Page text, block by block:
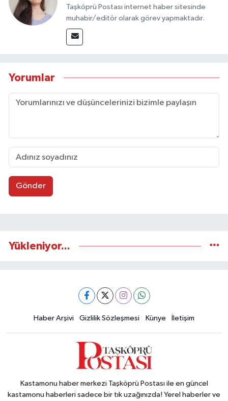
Taşköprü Postası internet haber sitesinde
muhabir/editör olarak görev yapmaktadır.
Yorumlar
Gönder
Yükleniyor...
Haber Arşivi Gizlilik Sözleşmesi Künye İletişim
Kastamonu haber merkezi Taşköprü Postası ile en güncel
kastamonu haberleri sadece bir tık uzağınızda! Yerel haberler ve